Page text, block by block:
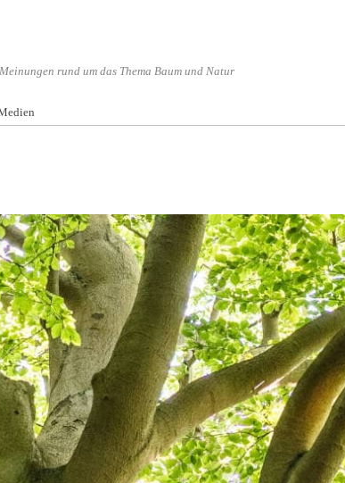
rund um das Thema Baum und Natur